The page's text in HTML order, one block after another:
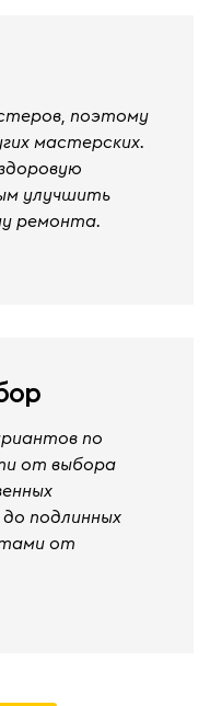
поэтому
мастерских.
улучшить
ремонта.
по
от выбора
подлинных
от